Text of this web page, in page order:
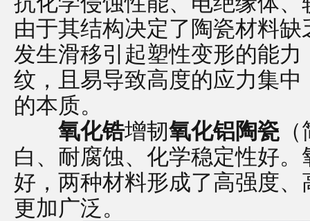
由于其结构决定了陶瓷材料
发生滑移引起塑性变形的能
纹，且易导致高度的应力集
的本质。
氧化锆增韧氧化铝陶瓷
白、耐腐蚀、化学稳定性好
好，两种材料形成了高强度
更加广泛。